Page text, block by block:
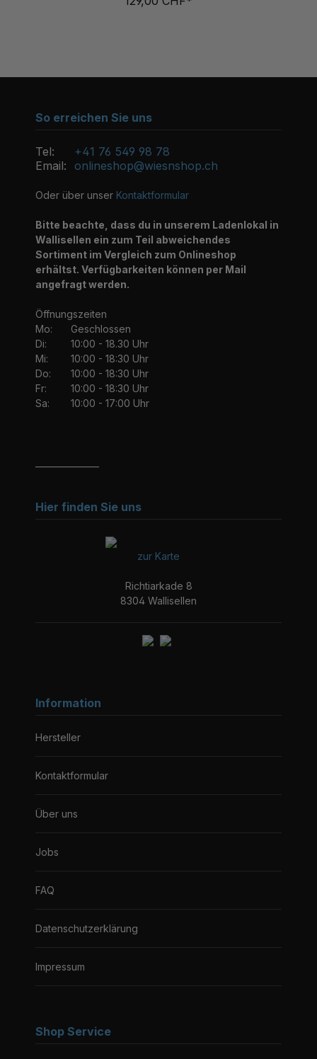
So erreichen Sie uns
Tel:
+41 76 549 98 78
Email: onlineshop@wiesnshop.ch
Oder über unser Kontaktformular
Bitte beachte, dass du in unserem Ladenlokal in
Wallisellen ein zum Teil abweichendes
Sortiment im Vergleich zum Onlineshop
erhältst. Verfügbarkeiten können per Mail
angefragt werden.
Öffnungszeiten
Mo:
Geschlossen
Di:
10:00 - 18.30 Uhr
Mi:
10:00 - 18:30 Uhr
Do:
10:00 - 18:30 Uhr
Fr:
10:00 - 18:30 Uhr
Sa:
10:00 - 17:00 Uhr
Hier finden Sie uns
zur Karte
Richtiarkade 8
8304 Wallisellen
Information
Hersteller
Kontaktformular
Über uns
Jobs
FAQ
Datenschutzerklärung
Impressum
Shop Service